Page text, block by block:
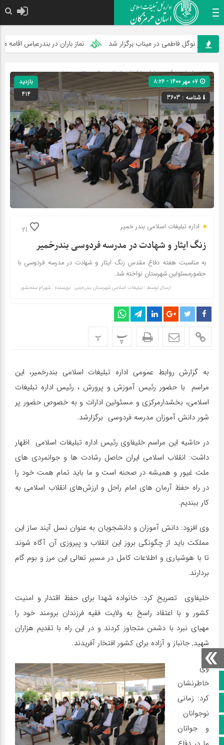
صفحه نخست
کانال سروش
نوگل فاطمی در میناب برگزار شد نماز باران در بندرعباس اقامه می‌شود
صفحه اصلی» گروه »اداره تبلیغات اسلامی شهرستان بندرخمیر»
گزارش ها
شناسه : 3603
بازدید
414
21 اداره تبلیغات اسلامی بندر خمیر
زنگ ایثار و شهادت در مدرسه فردوسی بندرخمیر
به مناسبت هفته دفاع مقدس زنگ ایثار و شهادت در مدرسه فردوسی با
حضورمسئولین شهرستان نواخته شد.
ارسال توسط : تبلیغات اسلامی شهرستان بندرخمیر نویسنده : شهرام سلحشور
پ پ
به گزارش روابط عمومی اداره تبلیغات اسلامی بندرخمیر، این
مراسم با حضور رئیس آموزش و پرورش ، رئیس اداره تبلیغات
اسلامی، بخشدارمرکزی و مسئولین ادارات و به خصوص حضور پر
شور دانش آموزان مدرسه فردوسی برگزارشد.
در حاشیه این مراسم خلیفاوی رئیس اداره تبلیغات اسلامی اظهار
داشت: انقلاب اسلامی ایران حاصل رشادت ها و جوانمردی های
ملت غیور و همیشه در صحنه است و ما باید تمام همت خود را
در راه حفظ آرمان های امام راحل و ارزش‌های انقلاب اسلامی به
کار ببندیم.
وی افزود: دانش آموزان و دانشجویان به عنوان نسل آیند ساز این
مملکت باید از چگونگی بروز این انقلاب و پیروزی آن آگاه شوند
تا با هوشیاری و اطلاعات کامل در مسیر تعالی این مرز و بوم گام
بردارند.
خلیفاوی تصریح کرد: خانواده شهدا برای حفظ اقتدار و امنیت
کشور و با اعتقاد راسخ به ولایت فقیه فرزندان برومند خود را
مهیای نبرد با دشمن متجاوز کردند و در این راه با تقدیم هزاران
شهید, جانباز و آزاده برای کشور افتخار آفریدند.
وی
خاطرنشان
کرد: زمانی
نوجوانان
و جوانان